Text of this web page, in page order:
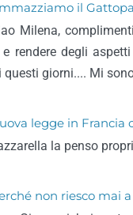
il
Milena,
e rendere degli
questi giorni.... Mi
legge in Francia
la penso
non riesco mai